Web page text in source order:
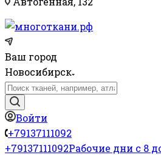
Ваш город
Новосибирск
Войти
+79137111092
+79137111092Рабочие дни с 8